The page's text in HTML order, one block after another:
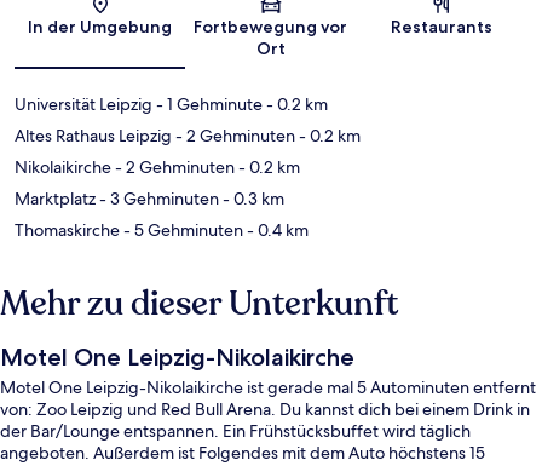
Karte
In der Umgebung
Fortbewegung vor
Ort
Restaurants
Universität Leipzig - 1 Gehminute- 0.2 km
Altes Rathaus Leipzig - 2 Gehminuten- 0.2 km
Nikolaikirche- 2 Gehminuten- 0.2 km
Marktplatz- 3 Gehminuten- 0.3 km
Thomaskirche- 5 Gehminuten- 0.4 km
Mehr zu dieser Unterkunft
Motel One Leipzig-Nikolaikirche
Motel One Leipzig-Nikolaikirche ist gerade mal 5 Autominuten entfernt
von: Zoo Leipzig und Red Bull Arena. Du kannst dich bei einem Drink in
der Bar/Lounge entspannen. Ein Frühstücksbuffet wird täglich
angeboten. Außerdem ist Folgendes mit dem Auto höchstens 15